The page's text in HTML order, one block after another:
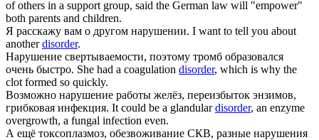
of others in a support group, said the German law will "empower"
both parents and children.
Я расскажу вам о другом нарушении. I want to tell you about
anotherdisorder.
Нарушение свертываемости, поэтому тромб образовался
очень быстро. She had a coagulation disorder, which is why the
clot formed so quickly.
Возможно нарушение работы желёз, переизбыток энзимов,
грибковая инфекция. It could be a glandulardisorder, an enzyme
overgrowth, a fungal infection even.
А ещё токсоплазмоз, обезвоживание СКВ, разные нарушения